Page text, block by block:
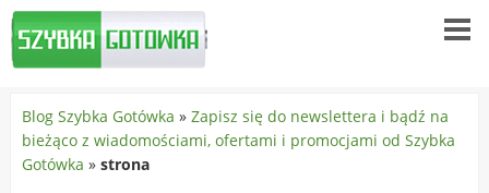
Blog Szybka Gotówka » Zapisz się do newslettera i bądź na
bieżąco z wiadomościami, ofertami i promocjami od Szybka
Gotówka » strona